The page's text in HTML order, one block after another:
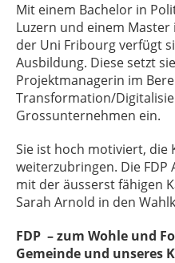
Mit einem Bachelor in
Luzern und einem
der Uni Fribourg verfügt
Ausbildung. Diese setzt
Projektmanagerin im
Transformation/
Grossunternehmen ein.
Sie ist hoch motiviert, die
weiterzubringen. Die
mit der äusserst fähigen
Sarah Arnold in den
FDP – zum Wohle und
Gemeinde und unseres